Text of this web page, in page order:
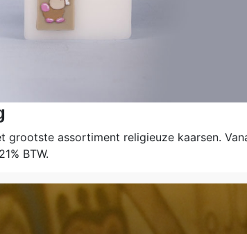
grootste assortiment religieuze kaarsen.
BTW.